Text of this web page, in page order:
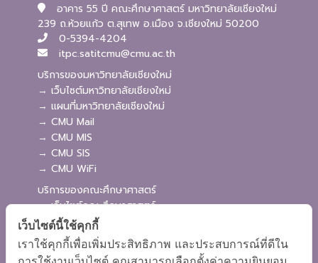
อาคาร 55 ปี คณะศึกษาศาสตร์ มหาวิทยาลัยเชียงใหม่
239 ถ.ห้วยแก้ว ต.สุเทพ อ.เมือง จ.เชียงใหม่ 50200
0-5394-4204
itpc.satitcmu@cmu.ac.th
บริการของมหาวิทยาลัยเชียงใหม่
→ เว็บไซต์มหาวิทยาลัยเชียงใหม่
→ แผนที่มหาวิทยาลัยเชียงใหม่
→ CMU Mail
→ CMU MIS
→ CMU SIS
→ CMU WiFi
บริการของคณะศึกษาศาสตร์
→ เว็บไซต์คณะศึกษาศาสตร์
→ ระบบจัดการเว็บไซต์
→ ระบบ Admission
→ EDU MIS
เว็บไซต์นี้ใช้คุกกี้
เราใช้คุกกี้เพื่อเพิ่มประสิทธิภาพ และประสบการณ์ที่ดีใน